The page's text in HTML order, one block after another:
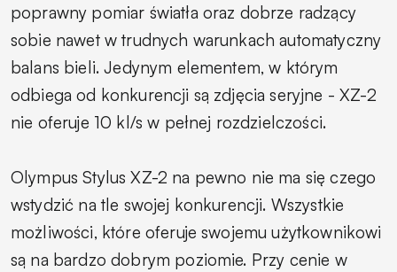
poprawny pomiar światła oraz dobrze radzący
sobie nawet w trudnych warunkach automatyczny
balans bieli. Jedynym elementem, w którym
odbiega od konkurencji są zdjęcia seryjne - XZ-2
nie oferuje 10 kl/s w pełnej rozdzielczości.
Olympus Stylus XZ-2 na pewno nie ma się czego
wstydzić na tle swojej konkurencji. Wszystkie
możliwości, które oferuje swojemu użytkownikowi
są na bardzo dobrym poziomie. Przy cenie w